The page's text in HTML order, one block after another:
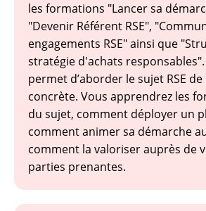
les formations "Lancer sa
"Devenir Référent RSE",
engagements RSE" ainsi que
stratégie d'achats responsables".
permet d’aborder le sujet RSE
concrète. Vous apprendrez les
du sujet, comment déployer un
comment animer sa démarche
comment la valoriser auprès de
parties prenantes.